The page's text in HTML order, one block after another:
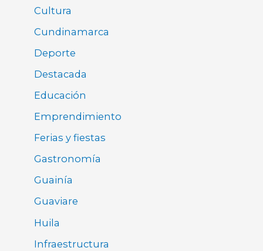
Cultura
Cundinamarca
Deporte
Destacada
Educación
Emprendimiento
Ferias y fiestas
Gastronomía
Guainía
Guaviare
Huila
Infraestructura